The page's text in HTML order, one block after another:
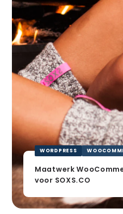
voor
SOXS.CO
WORDPRESS
Maatwerk
voor SOXS.CO